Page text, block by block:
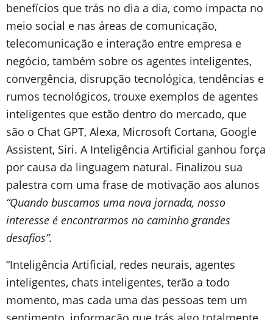
benefícios que trás no dia a dia, como impacta no
meio social e nas áreas de comunicação,
telecomunicação e interação entre empresa e
negócio, também sobre os agentes inteligentes,
convergência, disrupção tecnológica, tendências e
rumos tecnológicos, trouxe exemplos de agentes
inteligentes que estão dentro do mercado, que
são o Chat GPT, Alexa, Microsoft Cortana, Google
Assistent, Siri. A Inteligência Artificial ganhou força
por causa da linguagem natural. Finalizou sua
palestra com uma frase de motivação aos alunos
“Quando buscamos uma nova jornada, nosso
interesse é encontrarmos no caminho grandes
desafios”.
“Inteligência Artificial, redes neurais, agentes
inteligentes, chats inteligentes, terão a todo
momento, mas cada uma das pessoas tem um